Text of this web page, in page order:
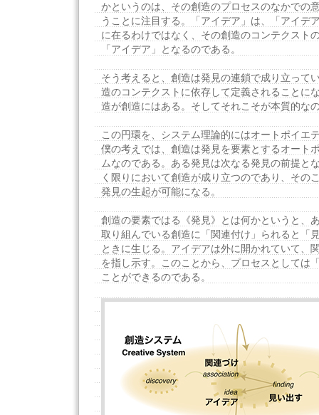
かというのは、その創造のプロセスのなかでの
うことに注目する。「アイデア」は、「アイデ
に在るわけではなく、その創造のコンテクスト
「アイデア」となるのである。
そう考えると、創造は発見の連鎖で成り立って
造のコンテクストに依存して定義されることに
造が創造にはある。そしてそれこそが本質的な
この円環を、システム理論的にはオートポイエ
僕の考えでは、創造は発見を要素とするオート
ムなのである。ある発見は次なる発見の前提と
く限りにおいて創造が成り立つのであり、その
発見の生起が可能になる。
創造の要素ではる《発見》とは何かというと、
取り組んでいる創造に「関連付け」られると「
ときに生じる。アイデアは外に開かれていて、
を指し示す。このことから、プロセスとしては
ことができるのである。